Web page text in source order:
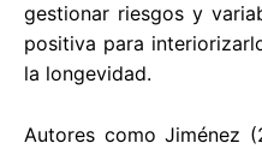
gestionar riesgos y
positiva para
la longevidad.
Autores como Jiménez